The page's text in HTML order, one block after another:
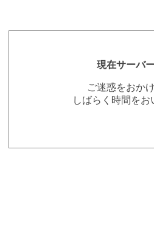
現在サーバ
ご迷惑をおか
しばらく時間を